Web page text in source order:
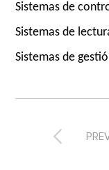
Sistemas de
Sistemas de
Sistemas de
